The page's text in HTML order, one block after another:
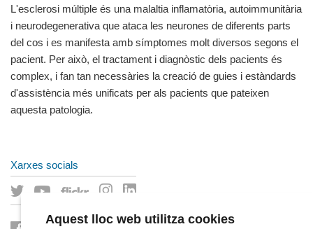
L'esclerosi múltiple és una malaltia inflamatòria, autoimmunitària
i neurodegenerativa que ataca les neurones de diferents parts
del cos i es manifesta amb símptomes molt diversos segons el
pacient. Per això, el tractament i diagnòstic dels pacients és
complex, i fan tan necessàries la creació de guies i estàndards
d'assistència més unificats per als pacients que pateixen
aquesta patologia.
Xarxes socials
Aquest lloc web utilitza cookies